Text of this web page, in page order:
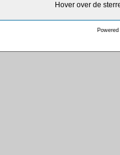
Hover over de